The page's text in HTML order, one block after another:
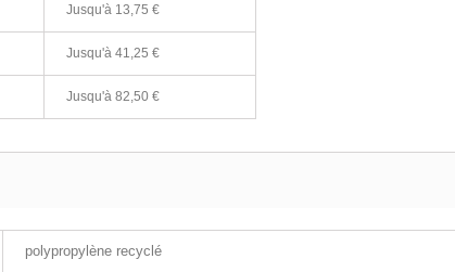
Jusqu'à 13,75 €
Jusqu'à 41,25 €
Jusqu'à 82,50 €
polypropylène recyclé